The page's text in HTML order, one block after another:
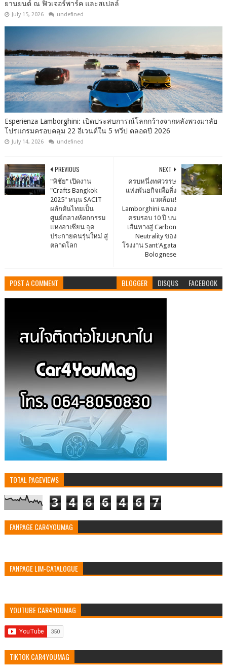
ยานยนต์ ณ ฟิวเจอร์พาร์ค และสเปลล์
July 15, 2026 undefined
Esperienza Lamborghini: เปิดประสบการณ์โลกกว้างจากหลังพวงมาลัย
โปรแกรมครอบคลุม 22 อีเวนต์ใน 5 ทวีป ตลอดปี 2026
July 14, 2026 undefined
NEXT
ครบหนึ่งทศวรรษ
แห่งพันธกิจเพื่อสิ่ง
แวดล้อม!
Lamborghini ฉลอง
ครบรอบ 10 ปี บน
เส้นทางสู่ Carbon
Neutrality ของ
โรงงาน Sant'Agata
Bolognese
PREVIOUS
"พิชัย" เปิดงาน
"Crafts Bangkok
2025" หนุน SACIT
ผลักดันไทยเป็น
ศูนย์กลางหัตถกรรม
แห่งอาเซียน จุด
ประกายคนรุ่นใหม่ สู่
ตลาดโลก
POST A COMMENT BLOGGER DISQUS FACEBOOK
TOTAL PAGEVIEWS
3 4 6 6 4 6 7
FANPAGE CAR4YOUMAG
FANPAGE LIM-CATALOGUE
YOUTUBE CAR4YOUMAG
TIKTOK CAR4YOUMAG